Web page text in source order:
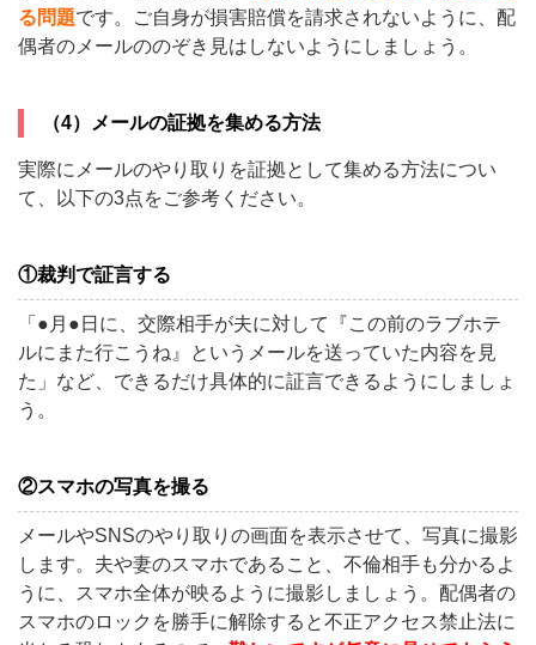
る問題です。ご自身が損害賠償を請求されないように、配
偶者のメールののぞき見はしないようにしましょう。
（4）メールの証拠を集める方法
実際にメールのやり取りを証拠として集める方法につい
て、以下の3点をご参考ください。
①裁判で証言する
「●月●日に、交際相手が夫に対して『この前のラブホテ
ルにまた行こうね』というメールを送っていた内容を見
た」など、できるだけ具体的に証言できるようにしましょ
う。
②スマホの写真を撮る
メールやSNSのやり取りの画面を表示させて、写真に撮影
します。夫や妻のスマホであること、不倫相手も分かるよ
うに、スマホ全体が映るように撮影しましょう。配偶者の
スマホのロックを勝手に解除すると不正アクセス禁止法に